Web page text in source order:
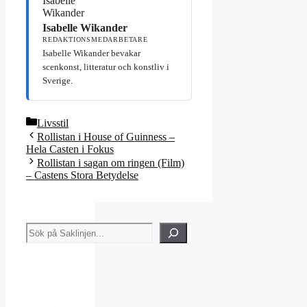
Isabelle Wikander
REDAKTIONSMEDARBETARE
Isabelle Wikander bevakar
scenkonst, litteratur och konstliv i
Sverige.
Kategorier
Livsstil
Rollistan i House of Guinness –
Hela Casten i Fokus
Rollistan i sagan om ringen (Film)
– Castens Stora Betydelse
Sök